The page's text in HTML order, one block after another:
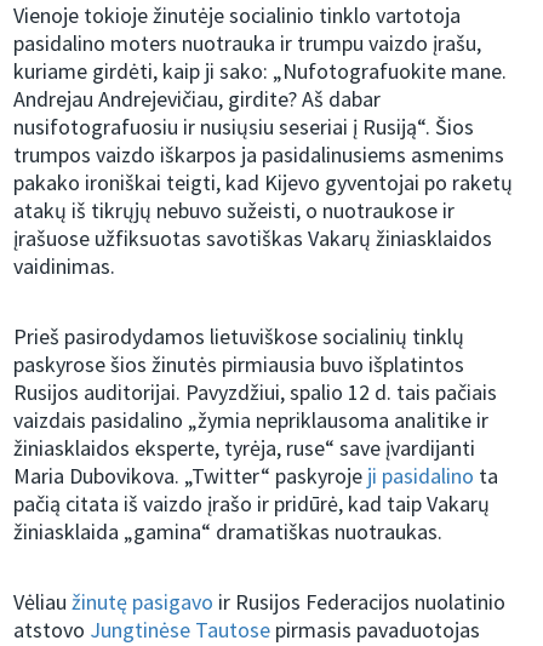
Vienoje tokioje žinutėje socialinio tinklo vartotoja
pasidalino moters nuotrauka ir trumpu vaizdo įrašu,
kuriame girdėti, kaip ji sako: „Nufotografuokite mane.
Andrejau Andrejevičiau, girdite? Aš dabar
nusifotografuosiu ir nusiųsiu seseriai į Rusiją“. Šios
trumpos vaizdo iškarpos ja pasidalinusiems asmenims
pakako ironiškai teigti, kad Kijevo gyventojai po raketų
atakų iš tikrųjų nebuvo sužeisti, o nuotraukose ir
įrašuose užfiksuotas savotiškas Vakarų žiniasklaidos
vaidinimas.
Prieš pasirodydamos lietuviškose socialinių tinklų
paskyrose šios žinutės pirmiausia buvo išplatintos
Rusijos auditorijai. Pavyzdžiui, spalio 12 d. tais pačiais
vaizdais pasidalino „žymia nepriklausoma analitike ir
žiniasklaidos eksperte, tyrėja, ruse“ save įvardijanti
Maria Dubovikova. „Twitter“ paskyroje ji pasidalino ta
pačią citata iš vaizdo įrašo ir pridūrė, kad taip Vakarų
žiniasklaida „gamina“ dramatiškas nuotraukas.
Vėliaužinutę pasigavo ir Rusijos Federacijos nuolatinio
atstovo Jungtinėse Tautose pirmasis pavaduotojas